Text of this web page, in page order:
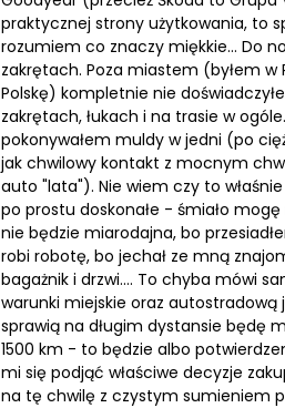
praktycznej strony użytkowania, to
rozumiem co znaczy miękkie... Do
zakrętach. Poza miastem (byłem
Polskę) kompletnie nie
zakrętach, łukach i na trasie w
pokonywałem muldy w jedni (po
jak chwilowy kontakt z mocnym
auto "lata"). Nie wiem czy to
po prostu doskonałe - śmiało
nie będzie miarodajna, bo
robi robotę, bo jechał ze mną
bagażnik i drzwi.... To chyba mówi
warunki miejskie oraz
sprawią na długim dystansie będę
1500 km - to będzie albo
mi się podjąć właściwe decyzje
na tę chwilę z czystym sumieniem